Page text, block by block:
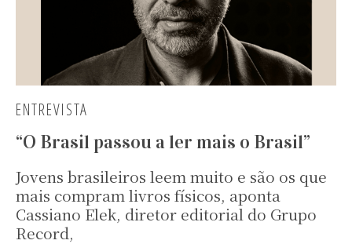
ENTREVISTA
“O Brasil passou a ler mais o Brasil”
Jovens brasileiros leem muito e são os que
mais compram livros físicos, aponta
Cassiano Elek, diretor editorial do Grupo
Record,